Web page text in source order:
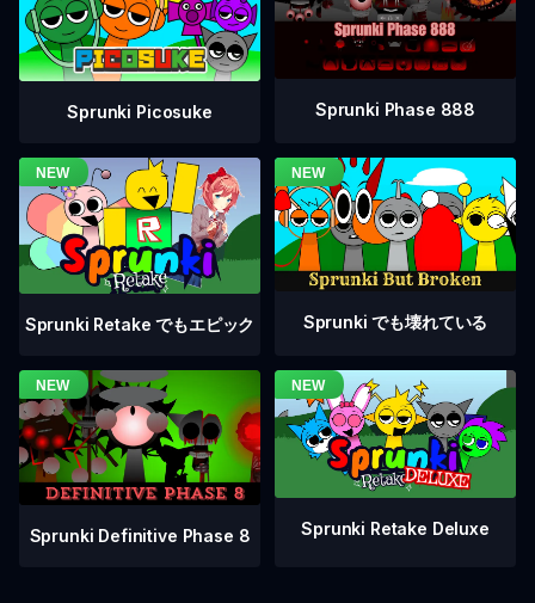
Sprunki Picosuke Sprunki Phase 888
Sprunki Retake でもエピック Sprunki でも壊れている
Sprunki Definitive Phase 8 Sprunki Retake Deluxe